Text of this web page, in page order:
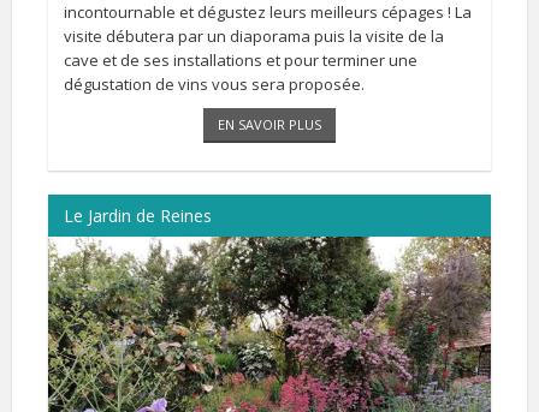
incontournable et dégustez leurs meilleurs cépages ! La
visite débutera par un diaporama puis la visite de la
cave et de ses installations et pour terminer une
dégustation de vins vous sera proposée.
EN SAVOIR PLUS
Le Jardin de Reines